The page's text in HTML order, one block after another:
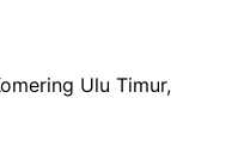
Ulu Timur,